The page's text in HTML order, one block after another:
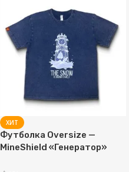
ХИТ
Футболка Oversize —
MineShield «Генератор»